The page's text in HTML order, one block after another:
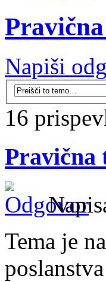
Napiši
16
Pravična
Tema je